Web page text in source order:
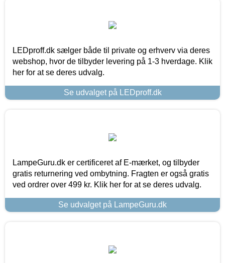
LEDproff.dk sælger både til private og erhverv via deres
webshop, hvor de tilbyder levering på 1-3 hverdage. Klik
her for at se deres udvalg.
Se udvalget på LEDproff.dk
LampeGuru.dk er certificeret af E-mærket, og tilbyder
gratis returnering ved ombytning. Fragten er også gratis
ved ordrer over 499 kr. Klik her for at se deres udvalg.
Se udvalget på LampeGuru.dk